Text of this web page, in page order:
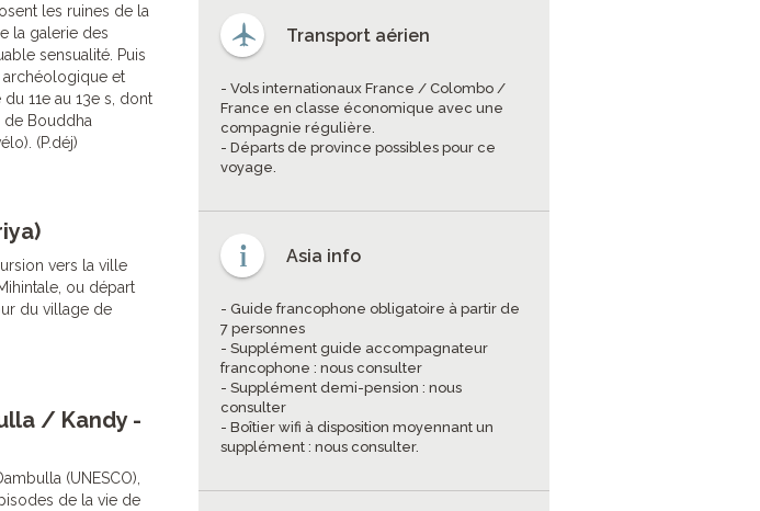
les ruines de la
la galerie des
sensualité. Puis
archéologique et
11e au 13e s, dont
de Bouddha
(P.déj)
vers la ville
ou départ
du village de
/ Kandy -
(UNESCO),
de la vie de
Transport aérien
- Vols internationaux France / Colombo /
France en classe économique avec une
compagnie régulière.
- Départs de province possibles pour ce
voyage.
Asia info
- Guide francophone obligatoire à partir de
7 personnes
- Supplément guide accompagnateur
francophone : nous consulter
- Supplément demi-pension : nous
consulter
- Boîtier wifi à disposition moyennant un
supplément : nous consulter.